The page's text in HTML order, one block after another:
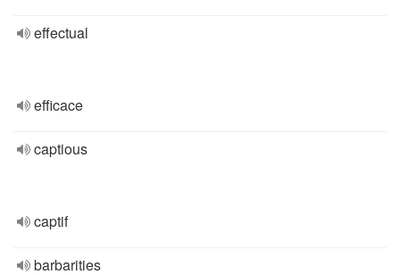
effectual
efficace
captious
captif
barbarities